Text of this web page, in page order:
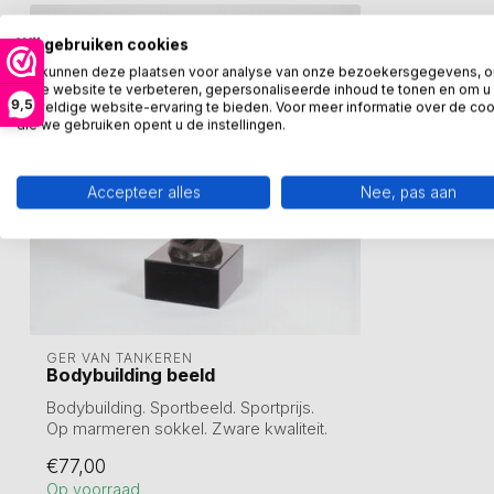
9,5
GER VAN TANKEREN
Bodybuilding beeld
Bodybuilding. Sportbeeld. Sportprijs.
Op marmeren sokkel. Zware kwaliteit.
H...
€77,00
Op voorraad
Wij gebruiken cookies
We kunnen deze plaatsen voor analyse van onze bezoekersgegevens,
onze website te verbeteren, gepersonaliseerde inhoud te tonen en om u
geweldige website-ervaring te bieden. Voor meer informatie over de
die we gebruiken opent u de instellingen.
Accepteer alles Nee, pas aan